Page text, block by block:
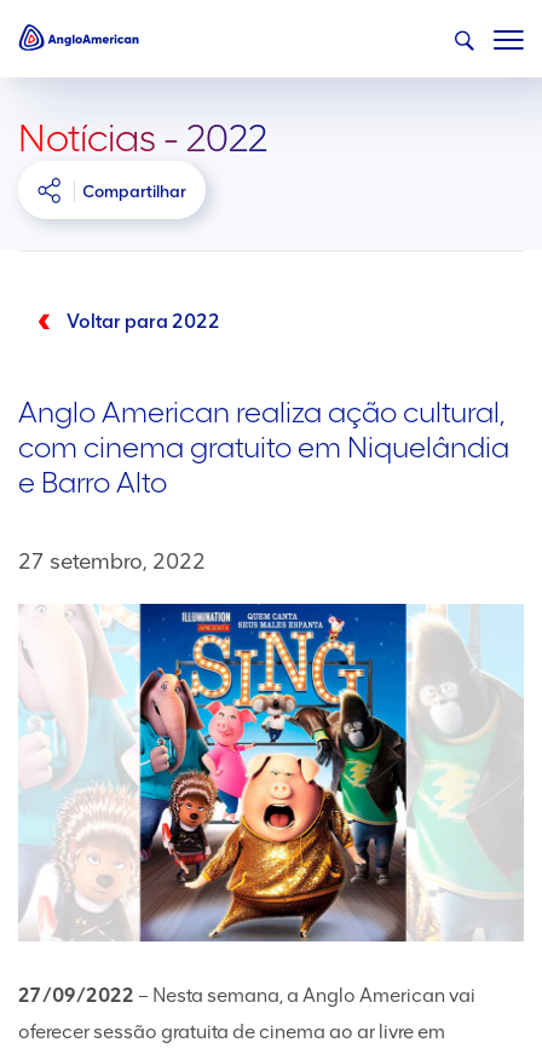
Notícias - 2022
Compartilhar
Voltar para 2022
Anglo American realiza ação cultural,
com cinema gratuito em Niquelândia
e Barro Alto
27 setembro, 2022
27/09/2022 – Nesta semana, a Anglo American vai
oferecer sessão gratuita de cinema ao ar livre em